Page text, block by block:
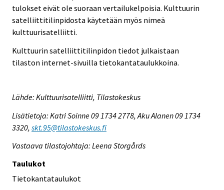
tulokset eivät ole suoraan vertailukelpoisia. Kulttuurin
satelliittitilinpidosta käytetään myös nimeä
kulttuurisatelliitti.
Kulttuurin satelliittitilinpidon tiedot julkaistaan
tilaston internet-sivuilla tietokantataulukkoina.
Lähde: Kulttuurisatelliitti, Tilastokeskus
Lisätietoja: Katri Soinne 09 1734 2778, Aku Alanen 09 1734
3320, skt.95@tilastokeskus.fi
Vastaava tilastojohtaja: Leena Storgårds
Taulukot
Tietokantataulukot